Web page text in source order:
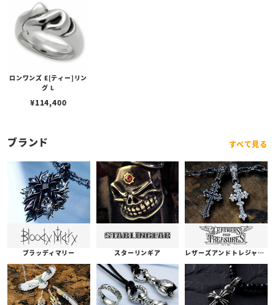
ロンワンズ E[ティー]リン
グ L
¥114,400
ブランド すべて見る
ブラッディマリー スターリンギア レザーズアンドトレジャーズ